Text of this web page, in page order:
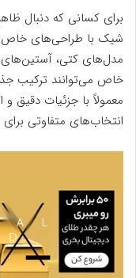
برای کسانی که دنبال
شیک با طراحی‌های خاص
مدل‌های کتی، آستین‌های
خاص می‌توانند ترکیب
معمولاً با جزئیات دقیق و
انتخاب‌های متفاوتی